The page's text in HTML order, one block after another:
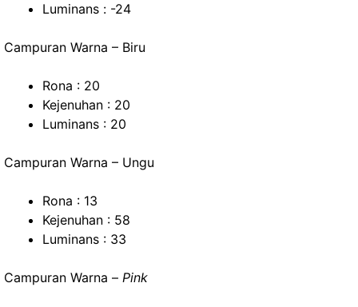
Luminans : -24
Campuran Warna – Biru
Rona : 20
Kejenuhan : 20
Luminans : 20
Campuran Warna – Ungu
Rona : 13
Kejenuhan : 58
Luminans : 33
Campuran Warna – Pink